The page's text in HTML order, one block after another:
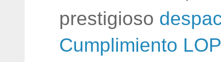
prestigioso
Cumplimiento